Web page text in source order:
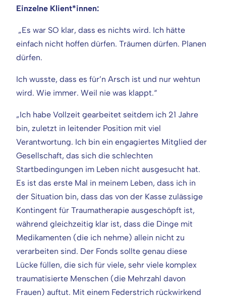
Einzelne Klient*innen:
„Es war SO klar, dass es nichts wird. Ich hätte
einfach nicht hoffen dürfen. Träumen dürfen. Planen
dürfen.
Ich wusste, dass es für’n Arsch ist und nur wehtun
wird. Wie immer. Weil nie was klappt.“
„Ich habe Vollzeit gearbeitet seitdem ich 21 Jahre
bin, zuletzt in leitender Position mit viel
Verantwortung. Ich bin ein engagiertes Mitglied der
Gesellschaft, das sich die schlechten
Startbedingungen im Leben nicht ausgesucht hat.
Es ist das erste Mal in meinem Leben, dass ich in
der Situation bin, dass das von der Kasse zulässige
Kontingent für Traumatherapie ausgeschöpft ist,
während gleichzeitig klar ist, dass die Dinge mit
Medikamenten (die ich nehme) allein nicht zu
verarbeiten sind. Der Fonds sollte genau diese
Lücke füllen, die sich für viele, sehr viele komplex
traumatisierte Menschen (die Mehrzahl davon
Frauen) auftut. Mit einem Federstrich rückwirkend